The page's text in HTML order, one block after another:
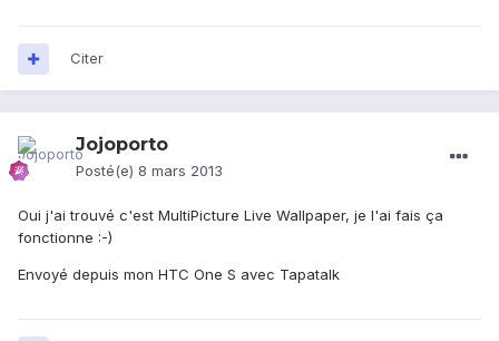
Citer
Jojoporto
Posté(e) 8 mars 2013
Oui j'ai trouvé c'est MultiPicture Live Wallpaper, je l'ai fais ça
fonctionne :-)
Envoyé depuis mon HTC One S avec Tapatalk